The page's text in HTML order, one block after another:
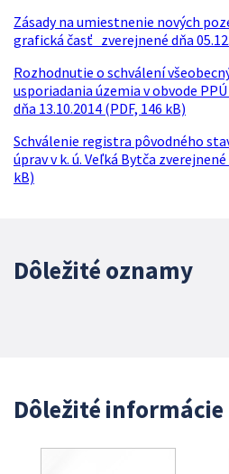
Zásady na umiestnenie nových
grafická časť zverejnené dňa
Rozhodnutie o schválení
usporiadania územia v obvode
dňa 13.10.2014 (PDF, 146 kB)
Schválenie registra pôvodného
úprav v k. ú. Veľká Bytča zverejnené
kB)
Dôležité oznamy
Dôležité informácie